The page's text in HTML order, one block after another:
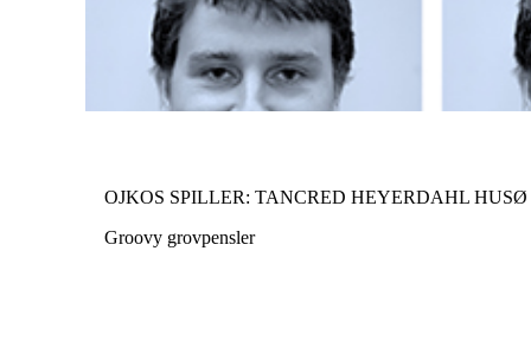
OJKOS SPILLER: TANCRED HEYERDAHL HUSØ
Groovy grovpensler